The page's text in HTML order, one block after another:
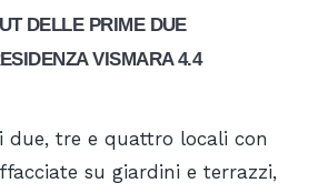
DELLE PRIME DUE
VISMARA 4.4
due, tre e quattro locali con
su giardini e terrazzi,